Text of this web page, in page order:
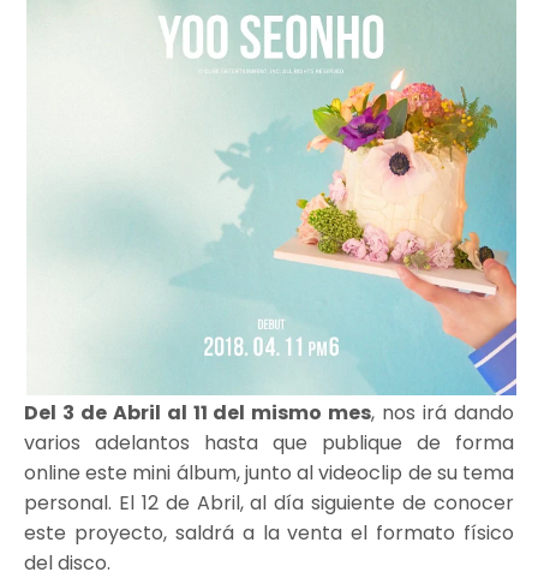
Del 3 de Abril al 11 del mismo mes, nos irá dando
varios adelantos hasta que publique de forma
online este mini álbum, junto al videoclip de su tema
personal. El 12 de Abril, al día siguiente de conocer
este proyecto, saldrá a la venta el formato físico
del disco.